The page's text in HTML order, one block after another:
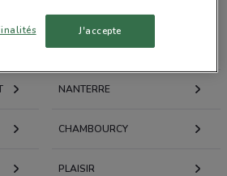
VERSAILLES
NANTERRE
CHAMBOURCY
PLAISIR
J'accepte